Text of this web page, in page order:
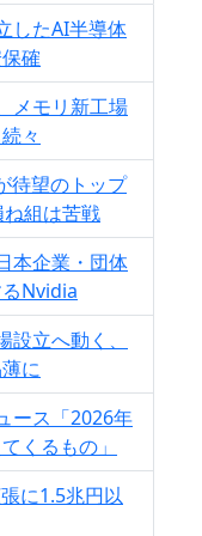
したAI半導体
確
メモリ新工場
々
待望のトップ
組は苦戦
本企業・団体
Nvidia
立へ動く、
に
ース「2026年
くるもの」
に1.5兆円以